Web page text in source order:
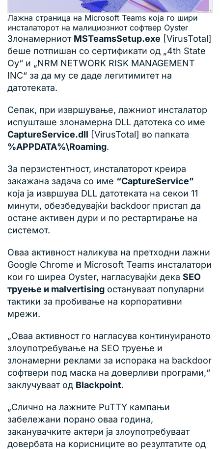
Лажна страница на Microsoft Teams која го шири
инсталаторот на малициозниот софтвер Oyster
Злонамерниот MSTeamsSetup.exe [VirusTotal]
беше потпишан со сертификати од „4th State
Oy“ и „NRM NETWORK RISK MANAGEMENT
INC“ за да му се даде легитимитет на
датотеката.
Сепак, при извршување, лажниот инсталатор
испушташе злонамерна DLL датотека со име
CaptureService.dll [VirusTotal] во папката
%APPDATA%\Roaming.
За перзистентност, инсталаторот креира
закажана задача со име “CaptureService”
која ја извршува DLL датотеката на секои 11
минути, обезбедувајќи backdoor пристап да
остане активен дури и по рестартирање на
системот.
Оваа активност наликува на претходни лажни
Google Chrome и Microsoft Teams инсталатори
кои го ширеа Oyster, нагласувајќи дека SEO
труење и malvertising остануваат популарни
тактики за пробивање на корпоративни
мрежи.
„Оваа активност го нагласува континуираното
злоупотребување на SEO труење и
злонамерни реклами за испорака на backdoor
софтвери под маска на доверливи програми,“
заклучуваат од Blackpoint.
„Слично на лажните PuTTY кампањи
забележани порано оваа година,
заканувачките актери ја злоупотребуваат
довербата на корисниците во резултатите од